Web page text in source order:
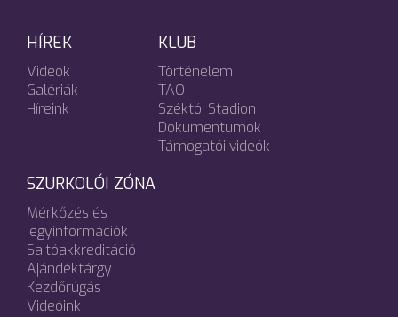
HÍREK
Videók
Galériák
Híreink
KLUB
Történelem
TAO
Széktói Stadion
Dokumentumok
Támogatói videók
SZURKOLÓI ZÓNA
Mérkőzés és
jegyinformációk
Sajtóakkreditáció
Ajándéktárgy
Kezdőrúgás
Videóink